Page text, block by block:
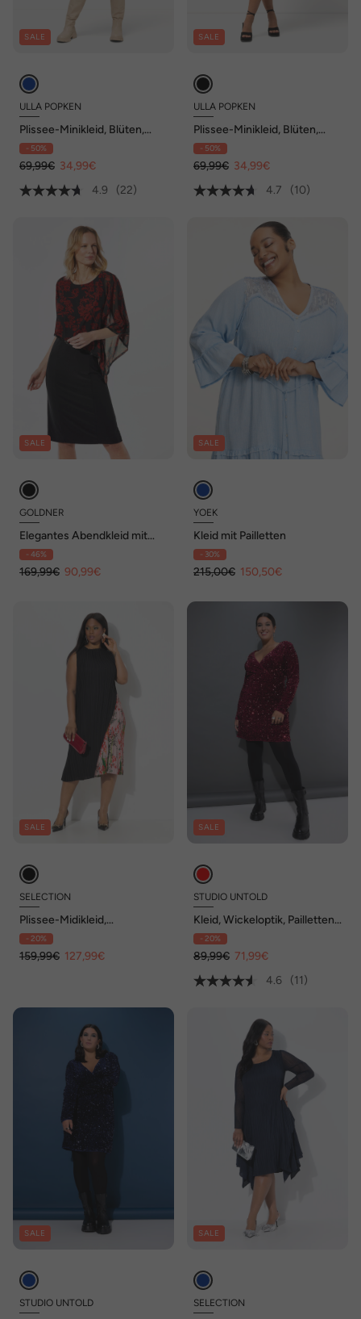
SALE
ULLA POPKEN
Plissee-Minikleid, Blüten,
Rüschen, Stehkragen, 3/4-
Arm
- 50%
69,99€ 34,99€
4.9
(22)
SALE
ULLA POPKEN
Plissee-Minikleid, Blüten,
Rundhals, 3/4-Arm
- 50%
69,99€ 34,99€
4.7
(10)
SALE
GOLDNER
Elegantes Abendkleid mit
Pailletten
- 46%
169,99€ 90,99€
SALE
YOEK
Kleid mit Pailletten
- 30%
215,00€ 150,50€
SALE
SELECTION
Plissee-Midikleid,
doppellagig, Rundhals,
ärmellos
- 20%
159,99€ 127,99€
SALE
STUDIO UNTOLD
Kleid, Wickeloptik, Pailletten,
V-Ausschnitt
- 20%
89,99€ 71,99€
4.6
(11)
SALE
STUDIO UNTOLD
SALE
SELECTION